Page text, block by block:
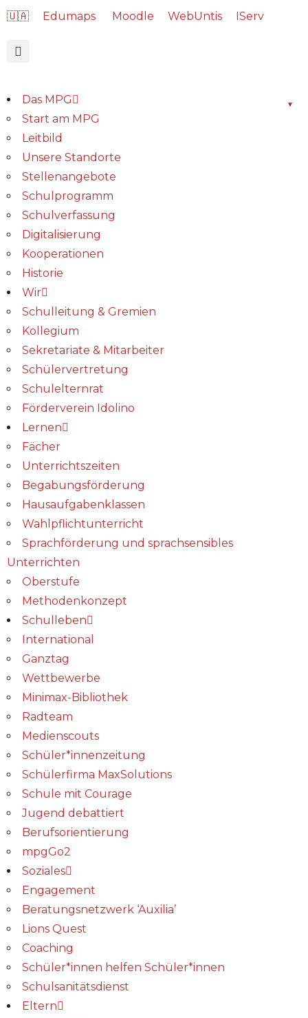
🇺🇦 Edumaps Moodle WebUntis IServ
Das MPG
Start am MPG
Leitbild
Unsere Standorte
Stellenangebote
Schulprogramm
Schulverfassung
Digitalisierung
Kooperationen
Historie
Wir
Schulleitung & Gremien
Kollegium
Sekretariate & Mitarbeiter
Schülervertretung
Schulelternrat
Förderverein Idolino
Lernen
Fächer
Unterrichtszeiten
Begabungs­förderung
Hausaufgabenklassen
Wahlpflichtunterricht
Sprachförderung und sprachsensibles
Unterrichten
Oberstufe
Methodenkonzept
Schulleben
International
Ganztag
Wettbewerbe
Minimax-Bibliothek​
Radteam
Medienscouts
Schüler*innenzeitung
Schülerfirma MaxSolutions
Schule mit Courage
Jugend debattiert
Berufsorientierung
mpgGo2
Soziales
Engagement
Beratungsnetzwerk ‘Auxilia’
Lions Quest
Coaching
Schüler*innen helfen Schüler*innen
Schulsanitätsdienst
Eltern